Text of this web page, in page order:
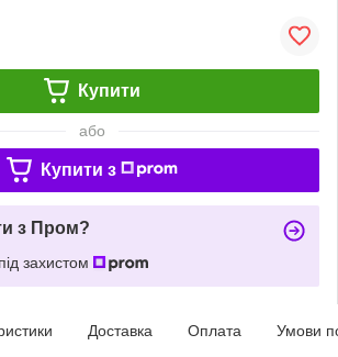
Купити
або
Купити з
з Пром?
захистом
Доставка Оплата Умови